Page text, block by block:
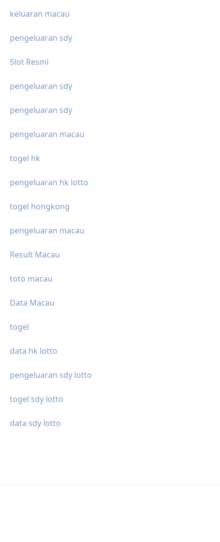
keluaran macau
pengeluaran sdy
Slot Resmi
pengeluaran sdy
pengeluaran sdy
pengeluaran macau
togel hk
pengeluaran hk lotto
togel hongkong
pengeluaran macau
Result Macau
toto macau
Data Macau
togel
data hk lotto
pengeluaran sdy lotto
togel sdy lotto
data sdy lotto